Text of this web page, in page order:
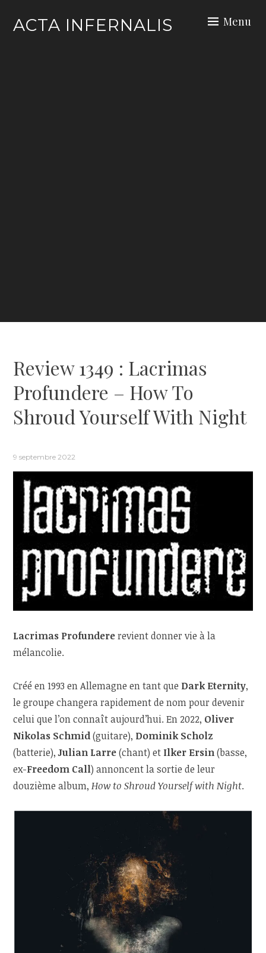
ACTA INFERNALIS Menu
Review 1349 : Lacrimas
Profundere – How To
Shroud Yourself With Night
9 septembre 2022
Lacrimas Profundererevient donner vie à la
mélancolie.
Créé en 1993 en Allemagne en tant que Dark Eternity,
le groupe changera rapidement de nom pour devenir
celui que l’on connaît aujourd’hui. En 2022, Oliver
Nikolas Schmid(guitare), Dominik Scholz
(batterie),Julian Larre(chant) et Ilker Ersin(basse,
ex-Freedom Call) annoncent la sortie de leur
douzième album,How to Shroud Yourself with Night.